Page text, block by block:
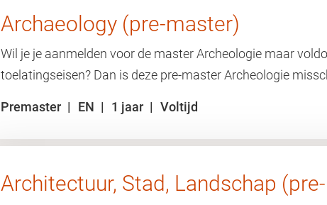
Archaeology (pre-master)
Wil je je aanmelden voor de master Archeologie maar
toelatingseisen? Dan is deze pre-master Archeologie
Premaster EN 1 jaar Voltijd
Architectuur, Stad, Landschap